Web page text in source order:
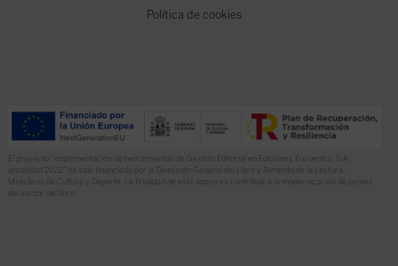
Política de cookies
El proyecto “Implementación de herramientas de Gestión Editorial en Ediciones Encuentro, S.A.
anualidad 2022” ha sido financiado por la Dirección General del Libro y Fomento de la Lectura,
Ministerio de Cultura y Deporte. La finalidad de este apoyo es contribuir a la modernización de pymes
del sector del libro.